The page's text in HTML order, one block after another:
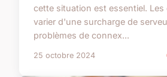
cette situation est essentiel.
varier d'une surcharge de
problèmes de connex...
25 octobre 2024